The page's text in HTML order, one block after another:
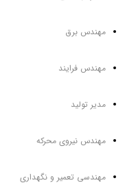
مهندس برق
مهندس فرایند
مدیر تولید
مهندس نیروی محرکه
مهندسی تعمیر و نگهداری